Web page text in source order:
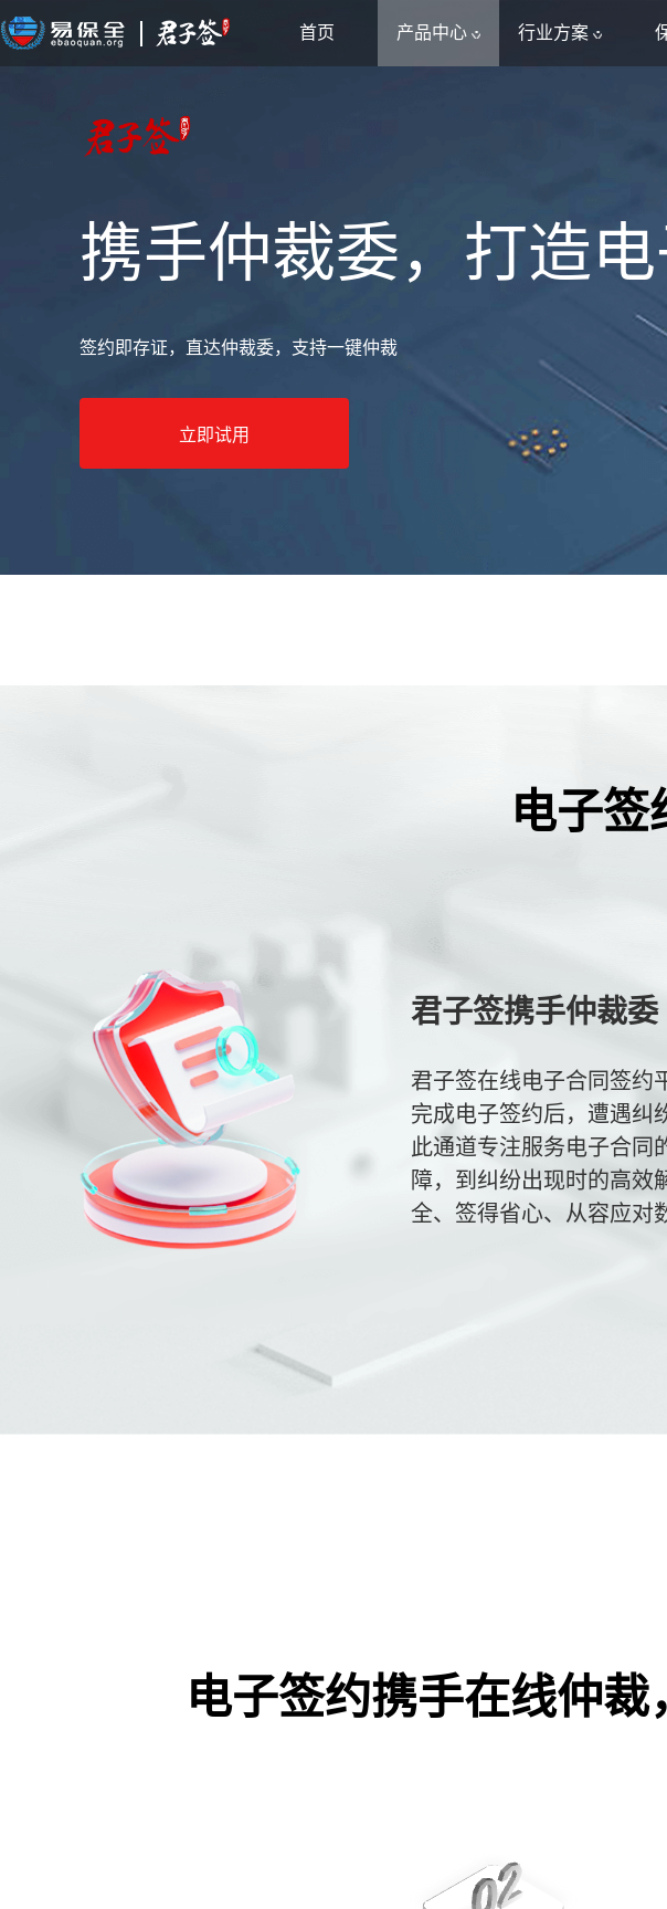
首页 产品中心 行业方案
携手仲裁委，打造
签约即存证，直达仲裁委，支持一键仲裁
立即试用
电子签
君子签携手仲裁
君子签在线电子合同签约
完成电子签约后，遭遇纠
此通道专注服务电子合同
障，到纠纷出现时的高效
全、签得省心、从容应对
电子签约携手在线仲